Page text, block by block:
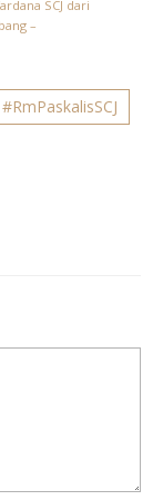
SCJ dari
–
#RmPaskalisSCJ